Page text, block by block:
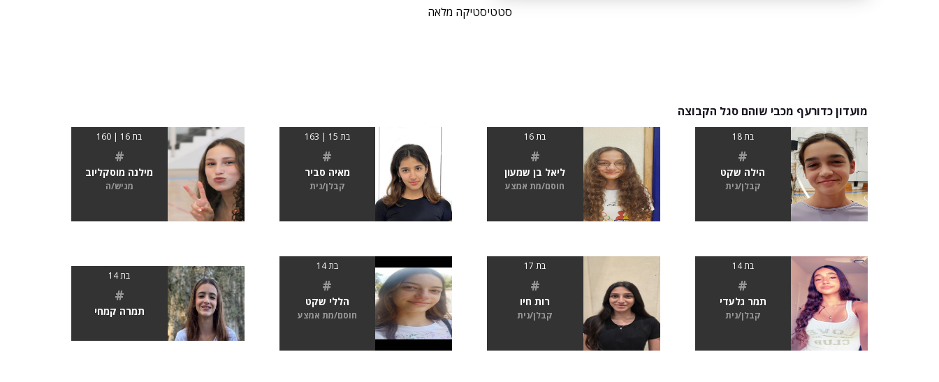
סטטיסטיקה מלאה
מועדון כדורעף מכבי שוהם סגל הקבוצה
בת 18
#
הילה שקט
קבלן/נית
בת 16
#
ליאל בן שמעון
חוסם/מת אמצע
בת 15 | 163
#
מאיה סביר
קבלן/נית
בת 16 | 160
#
מילנה מוסקליוב
מגיש/ה
בת 14
#
תמר גלעדי
קבלן/נית
בת 17
#
רות חיו
קבלן/נית
בת 14
#
הללי שקט
חוסם/מת אמצע
בת 14
#
תמרה קמחי